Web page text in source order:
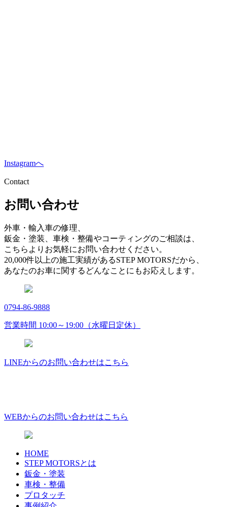
Instagramへ
Contact
お問い合わせ
外車・輸入車の修理、
鈑金・塗装、車検・整備やコーティングのご相談は、
こちらよりお気軽にお問い合わせください。
20,000件以上の施工実績があるSTEP MOTORSだから、
あなたのお車に関するどんなことにもお応えします。
0794-86-9888
営業時間 10:00～19:00（水曜日定休）
LINEからのお問い合わせはこちら
WEBからのお問い合わせはこちら
HOME
STEP MOTORSとは
鈑金・塗装
車検・整備
プロタッチ